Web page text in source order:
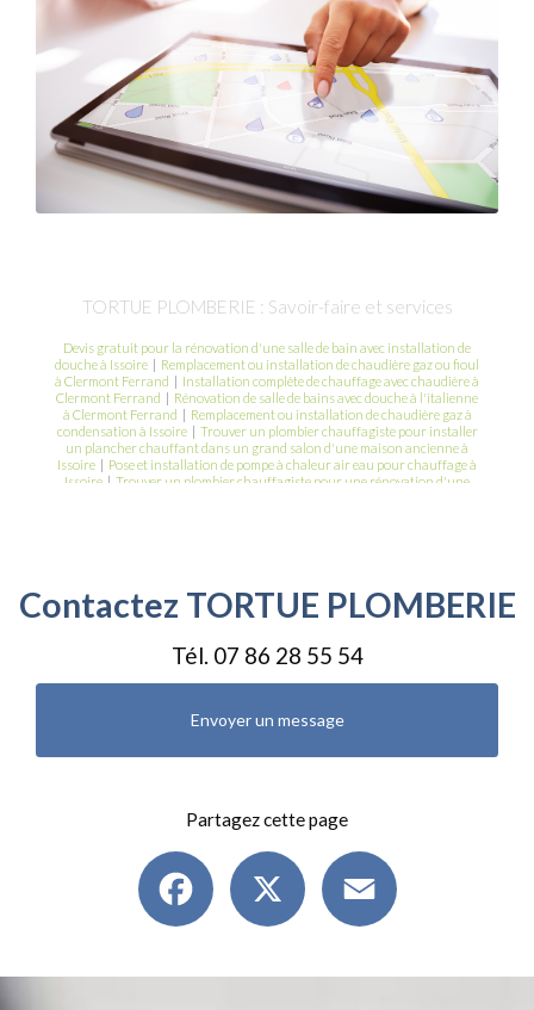
TORTUE PLOMBERIE : Savoir-faire et services
Devis gratuit pour la rénovation d'une salle de bain avec installation de
douche à Issoire
Remplacement ou installation de chaudière gaz ou fioul
à Clermont Ferrand
Installation complète de chauffage avec chaudière à
Clermont Ferrand
Rénovation de salle de bains avec douche à l'italienne
à Clermont Ferrand
Remplacement ou installation de chaudière gaz à
condensation à Issoire| Trouver un plombier chauffagiste pour installer
un plancher chauffant dans un grand salon d'une maison ancienne à
Issoire
Pose et installation de pompe à chaleur air eau pour chauffage à
Issoire | Trouver un plombier chauffagiste pour une rénovation d'une
Contactez TORTUE PLOMBERIE
Tél. 07 86 28 55 54
Envoyer un message
Partagez cette page
Facebook